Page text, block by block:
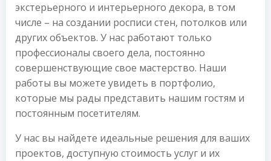
экстерьерного и интерьерного декора, в том
числе – на создании росписи стен, потолков или
других объектов. У нас работают только
профессионалы своего дела, постоянно
совершенствующие свое мастерство. Наши
работы вы можете увидеть в портфолио,
которые мы рады представить нашим гостям и
постоянным посетителям.
У нас вы найдете идеальные решения для ваших
проектов, доступную стоимость услуг и их